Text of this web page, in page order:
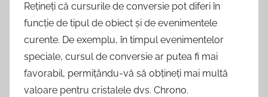
Rețineți că cursurile de conversie pot diferi în
funcție de tipul de obiect și de evenimentele
curente. De exemplu, în timpul evenimentelor
speciale, cursul de conversie ar putea fi mai
favorabil, permițându-vă să obțineți mai multă
valoare pentru cristalele dvs. Chrono.